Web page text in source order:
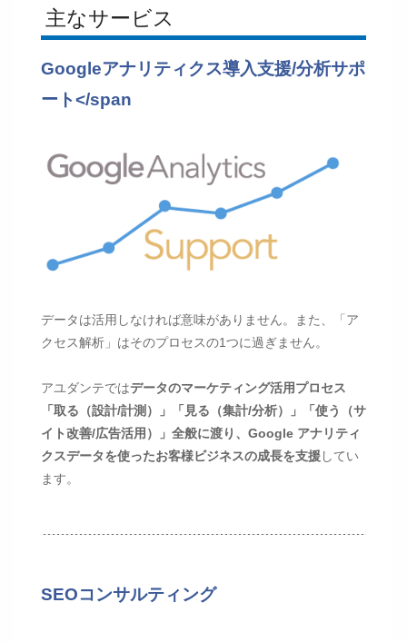
主なサービス
Googleアナリティクス導入支援/分析サポ
ート</span
データは活用しなければ意味がありません。また、「ア
クセス解析」はそのプロセスの1つに過ぎません。
アユダンテではデータのマーケティング活用プロセス
「取る（設計/計測）」「見る（集計/分析）」「使う（サ
イト改善/広告活用）」全般に渡り、Google アナリティ
クスデータを使ったお客様ビジネスの成長を支援してい
ます。
SEOコンサルティング